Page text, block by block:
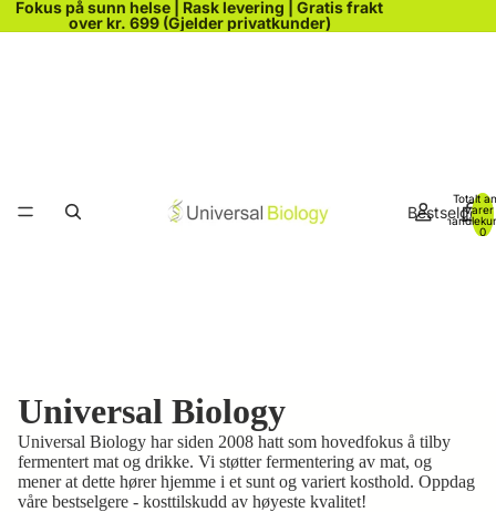
Fokus på sunn helse | Rask levering | Gratis frakt
over kr. 699 (Gjelder privatkunder)
Bestselgere
Totalt
varer
0
Universal Biology
Universal Biology har siden 2008 hatt som hovedfokus å tilby
fermentert mat og drikke. Vi støtter fermentering av mat, og
mener at dette hører hjemme i et sunt og variert kosthold. Oppdag
våre bestselgere - kosttilskudd av høyeste kvalitet!